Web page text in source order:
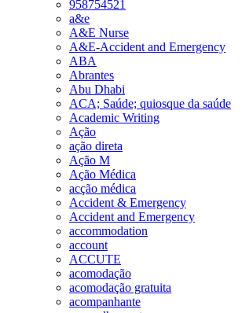
958754521
a&e
A&E Nurse
A&E-Accident and Emergency
ABA
Abrantes
Abu Dhabi
ACA; Saúde; quiosque da saúde
Academic Writing
Ação
ação direta
Ação M
Ação Médica
acção médica
Accident & Emergency
Accident and Emergency
accommodation
account
ACCUTE
acomodação
acomodação gratuita
acompanhante